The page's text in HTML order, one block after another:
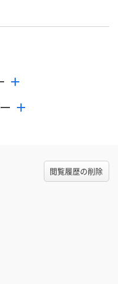
閲覧履歴の削除